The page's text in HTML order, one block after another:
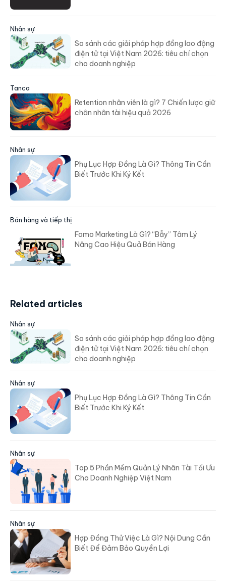
Nhân sự
So sánh các giải pháp hợp đồng lao động
điện tử tại Việt Nam 2026: tiêu chí chọn
cho doanh nghiệp
Tanca
Retention nhân viên là gì? 7 Chiến lược giữ
chân nhân tài hiệu quả 2026
Nhân sự
Phụ Lục Hợp Đồng Là Gì? Thông Tin Cần
Biết Trước Khi Ký Kết
Bán hàng và tiếp thị
Fomo Marketing Là Gì? “Bẫy” Tâm Lý
Nâng Cao Hiệu Quả Bán Hàng
Related articles
Nhân sự
So sánh các giải pháp hợp đồng lao động
điện tử tại Việt Nam 2026: tiêu chí chọn
cho doanh nghiệp
Nhân sự
Phụ Lục Hợp Đồng Là Gì? Thông Tin Cần
Biết Trước Khi Ký Kết
Nhân sự
Top 5 Phần Mềm Quản Lý Nhân Tài Tối Ưu
Cho Doanh Nghiệp Việt Nam
Nhân sự
Hợp Đồng Thử Việc Là Gì? Nội Dung Cần
Biết Để Đảm Bảo Quyền Lợi